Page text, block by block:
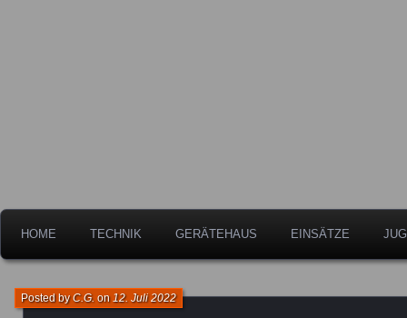
HOME TECHNIK GERÄTEHAUS EINSÄTZE
Posted byC.G. on12. Juli 2022